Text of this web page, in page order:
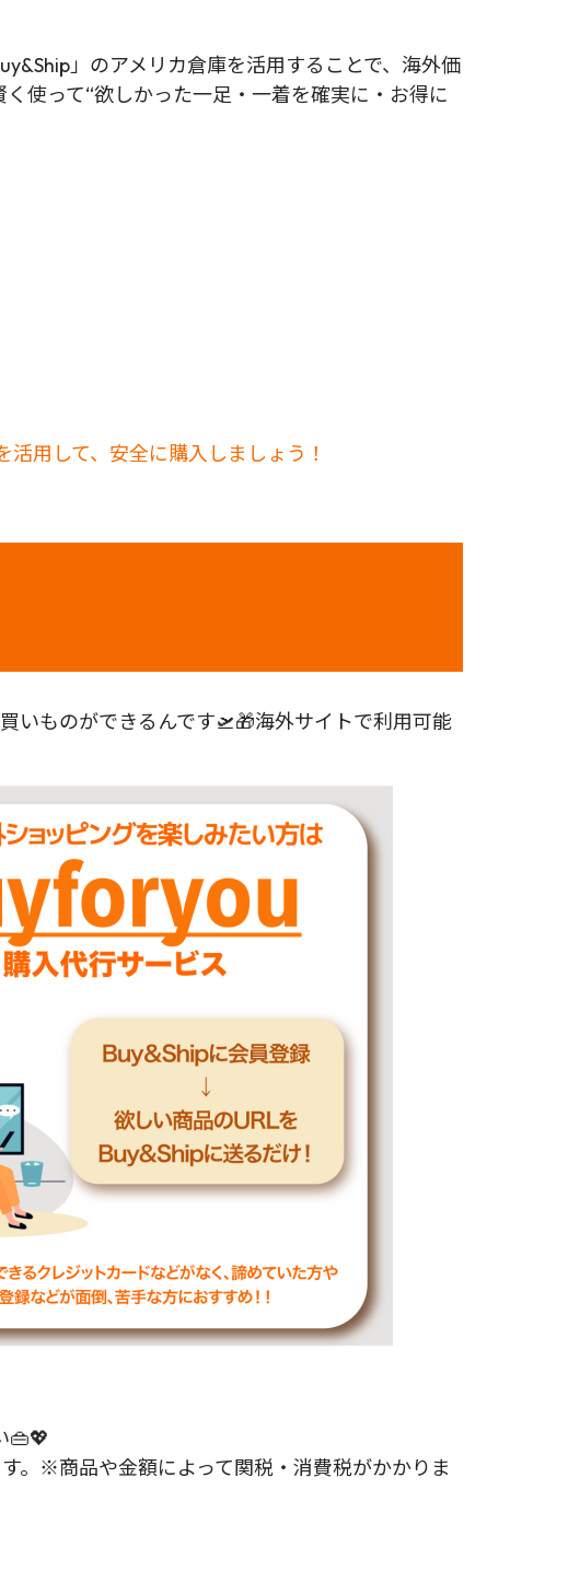
」のアメリカ倉庫を活用することで、海外価
使って“欲しかった一足・一着を確実に・お得に
用して、安全に購入しましょう！
いものができるんです🛫🎁海外サイトで利用可能
👜💖
。※商品や金額によって関税・消費税がかかりま